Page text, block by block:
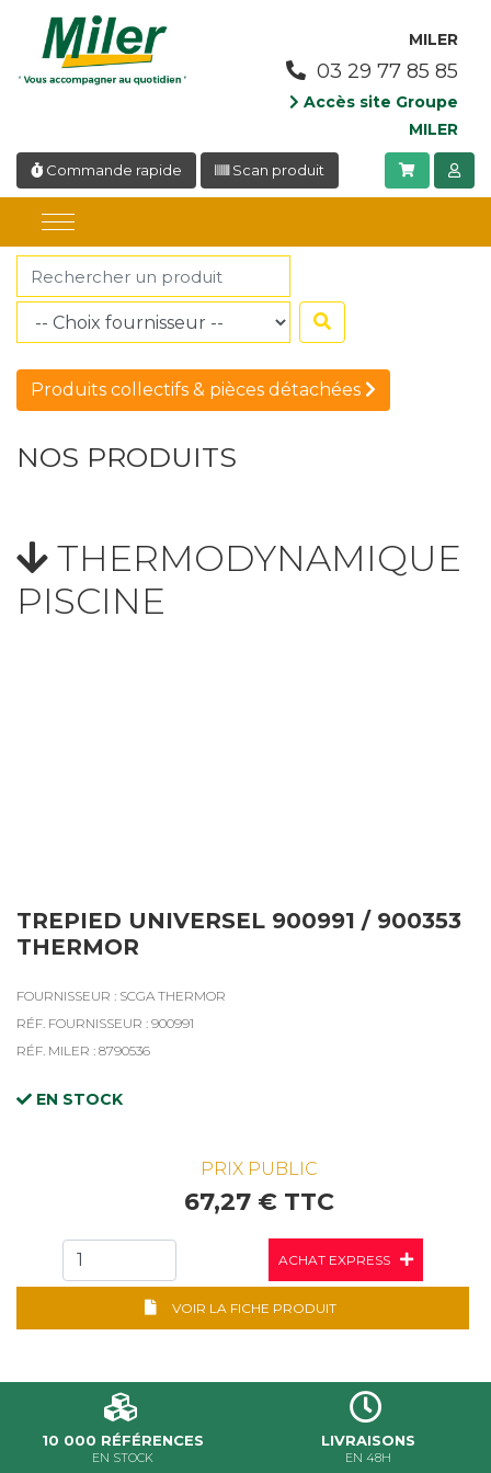
MILER
03 29 77 85 85
Accès site Groupe
MILER
Commande rapide Scan produit
Produits collectifs & pièces détachées
NOS PRODUITS
THERMODYNAMIQUE
PISCINE
TREPIED UNIVERSEL 900991 / 900353
THERMOR
FOURNISSEUR : SCGA THERMOR
RÉF. FOURNISSEUR : 900991
RÉF. MILER : 8790536
EN STOCK
PRIX PUBLIC
67,27 € TTC
ACHAT EXPRESS
VOIR LA FICHE PRODUIT
10 000 RÉFÉRENCES
EN STOCK
LIVRAISONS
EN 48H
Panneau de gestion des cookies